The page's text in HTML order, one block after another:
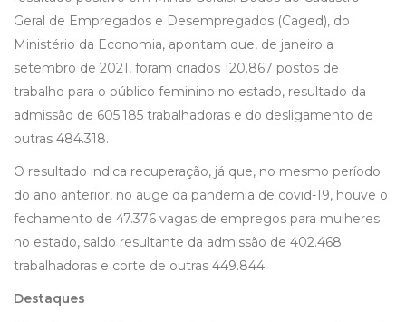
Geral de Empregados e Desempregados (Caged), do
Ministério da Economia, apontam que, de janeiro a
setembro de 2021, foram criados 120.867 postos de
trabalho para o público feminino no estado, resultado da
admissão de 605.185 trabalhadoras e do desligamento de
outras 484.318.
O resultado indica recuperação, já que, no mesmo período
do ano anterior, no auge da pandemia de covid-19, houve o
fechamento de 47.376 vagas de empregos para mulheres
no estado, saldo resultante da admissão de 402.468
trabalhadoras e corte de outras 449.844.
Destaques